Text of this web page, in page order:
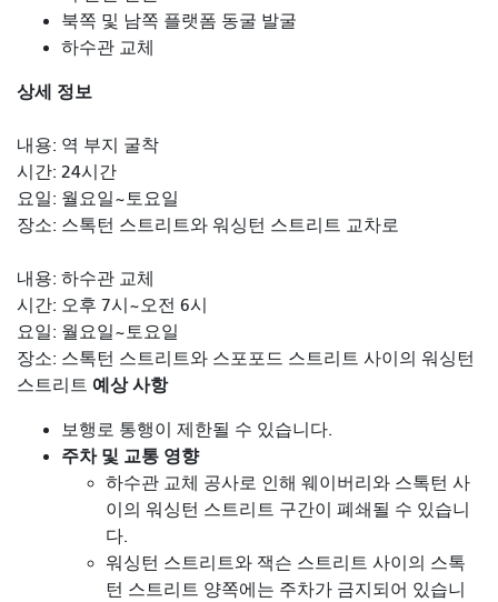
북쪽 및 남쪽 플랫폼 동굴 발굴
하수관 교체
상세 정보
내용: 역 부지 굴착
시간: 24시간
요일: 월요일~토요일
장소: 스톡턴 스트리트와 워싱턴 스트리트 교차로
내용: 하수관 교체
시간: 오후 7시~오전 6시
요일: 월요일~토요일
장소: 스톡턴 스트리트와 스포포드 스트리트 사이의 워싱턴
스트리트 예상 사항
보행로 통행이 제한될 수 있습니다.
주차 및 교통 영향
하수관 교체 공사로 인해 웨이버리와 스톡턴 사
이의 워싱턴 스트리트 구간이 폐쇄될 수 있습니
다.
워싱턴 스트리트와 잭슨 스트리트 사이의 스톡
턴 스트리트 양쪽에는 주차가 금지되어 있습니